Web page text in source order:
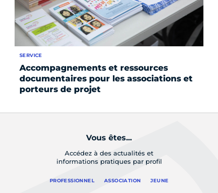
Accompagnements et ressources
documentaires pour les associations et
porteurs de projet
SERVICE
Vous êtes...
Accédez à des actualités et
informations pratiques par profil
PROFESSIONNEL ASSOCIATION JEUNE